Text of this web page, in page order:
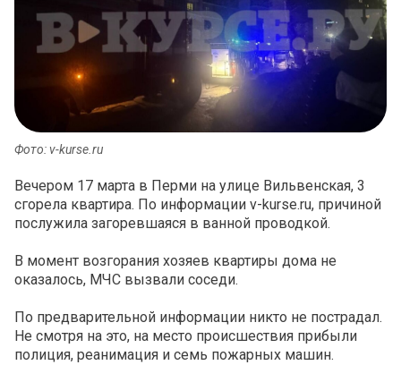
Фото: v-kurse.ru
Вечером 17 марта в Перми на улице Вильвенская, 3
сгорела квартира. По информации v-kurse.ru, причиной
послужила загоревшаяся в ванной проводкой.
В момент возгорания хозяев квартиры дома не
оказалось, МЧС вызвали соседи.
По предварительной информации никто не пострадал.
Не смотря на это, на место происшествия прибыли
полиция, реанимация и семь пожарных машин.